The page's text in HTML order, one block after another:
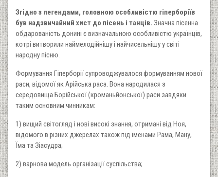
Згідно з легендами, головною особливістю гіперборіїв
був надзвичайний хист до пісень і танців. Значна пісенна
обдарованість донині є визначальною особливістю українців,
котрі витворили наймелодійнішу і найчисельнішу у світі
народну пісню.
Формування Гіперборії супроводжувалося формуванням нової
раси, відомої як Арійська раса. Вона народилася з
середовища Борійської (кроманьйонської) раси завдяки
таким основним чинникам:
1) вищий світогляд і нові високі знання, отримані від Ноя,
відомого в різних джерелах також під іменами Рама, Ману,
Їма та Зіасудра;
2) варнова модель організації суспільства;